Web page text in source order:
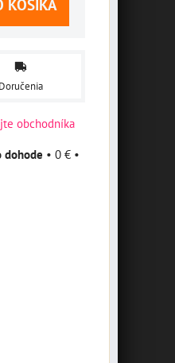
KOŠÍKA
Doručenia
obchodníka
dohode • 0 € •